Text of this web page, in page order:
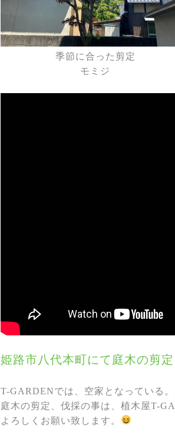
季節に合った剪定
モミジ
姫路市八代本町にて庭木の剪定
T-GARDENでは、空家となっている
庭木の剪定、伐採の事は、植木屋T-
よろしくお願い致します。